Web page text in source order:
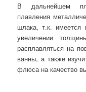
В дальнейшем
плавления
шлака, т.к. имеется
увеличении
расплавляться на
ванны, а также
флюса на качество